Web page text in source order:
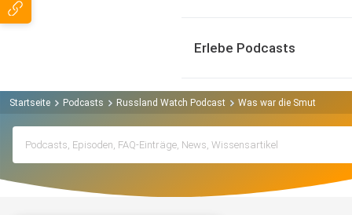
Erlebe Podcasts
Startseite Podcasts Russland Watch Podcast Was war die Smuta?